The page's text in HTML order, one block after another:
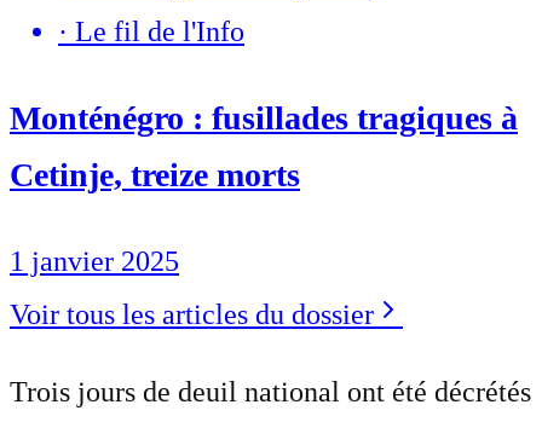
· Le fil de l'Info
Monténégro : fusillades tragiques à
Cetinje, treize morts
1 janvier 2025
Voir tous les articles du dossier
Trois jours de deuil national ont été décrétés